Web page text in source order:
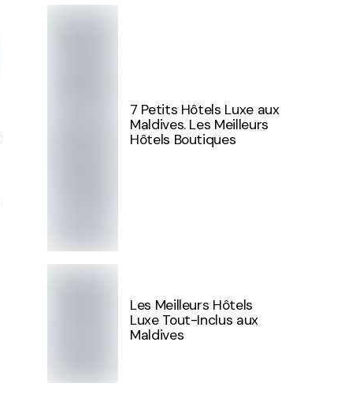
7 Petits Hôtels Luxe aux
Maldives. Les Meilleurs
Hôtels Boutiques
Les Meilleurs Hôtels
Luxe Tout-Inclus aux
Maldives